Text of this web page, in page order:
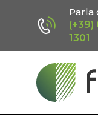
Parla
(+39)
1301